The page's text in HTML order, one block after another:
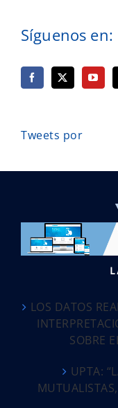
Síguenos en:
Tweets por
LOS DATOS
SOBRE
UPTA: